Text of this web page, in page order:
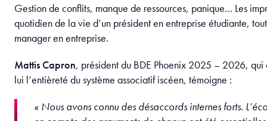
Cette posture demande du recul, de la bienveillance et une
même dans les moments plus complexes.
Les missions clés d’un président
Étudiante